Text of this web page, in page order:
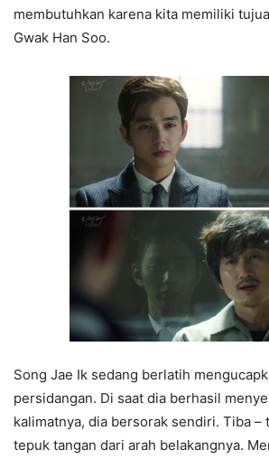
membutuhkan karena kita memiliki
Gwak Han Soo.
Song Jae Ik sedang berlatih
persidangan. Di saat dia berhasil
kalimatnya, dia bersorak sendiri. Tiba –
tepuk tangan dari arah belakangnya.